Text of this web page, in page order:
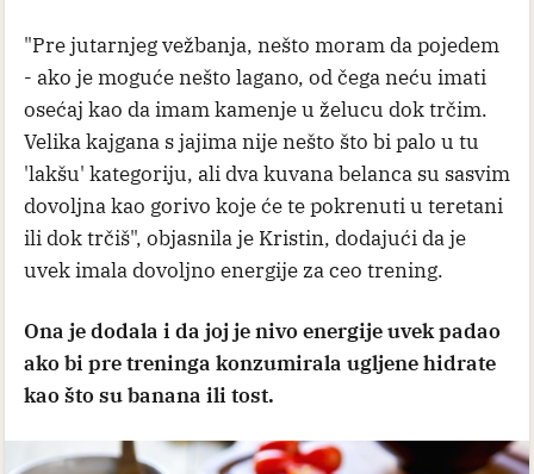
"Pre jutarnjeg vežbanja, nešto moram da pojedem
- ako je moguće nešto lagano, od čega neću imati
osećaj kao da imam kamenje u želucu dok trčim.
Velika kajgana s jajima nije nešto što bi palo u tu
'lakšu' kategoriju, ali dva kuvana belanca su sasvim
dovoljna kao gorivo koje će te pokrenuti u teretani
ili dok trčiš", objasnila je Kristin, dodajući da je
uvek imala dovoljno energije za ceo trening.
Ona je dodala i da joj je nivo energije uvek padao
ako bi pre treninga konzumirala ugljene hidrate
kao što su banana ili tost.